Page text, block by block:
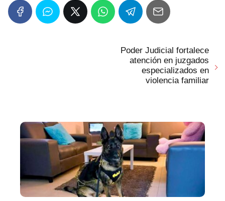
Poder Judicial fortalece
atención en juzgados
especializados en
violencia familiar